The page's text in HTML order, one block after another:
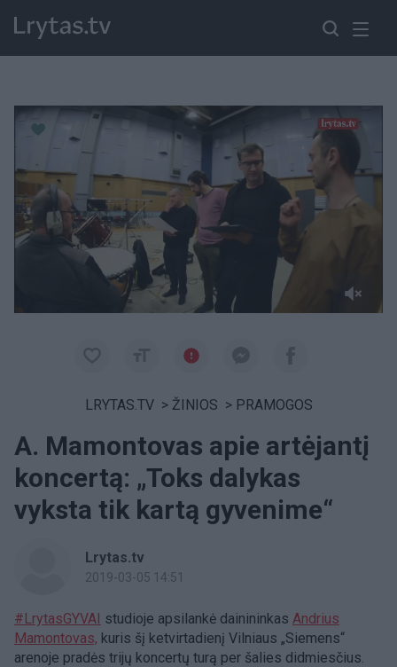
Paremkite Ukrainą
LRYTAS.TV > ŽINIOS > PRAMOGOS
A. Mamontovas apie artėjantį
koncertą: „Toks dalykas
vyksta tik kartą gyvenime“
Lrytas.tv
2019-03-05 14:51
#LrytasGYVAI studioje apsilankė dainininkas Andrius
Mamontovas, kuris šį ketvirtadienį Vilniaus „Siemens“
arenoje pradės trijų koncertų turą per šalies didmiesčius.